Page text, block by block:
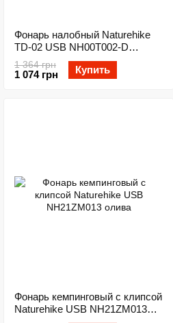
Фонарь налобный Naturehike
TD-02 USB NH00T002-D
white/red
1 364 грн
1 074 грн Купить
Фонарь кемпинговый с клипсой
Naturehike USB NH21ZM013